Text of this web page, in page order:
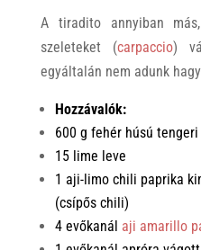
A tiradito annyiban
szeleteket (carpaccio)
egyáltalán nem adunk
Hozzávalók:
600 g fehér húsú tengeri
15 lime leve
1 aji-limo chili paprika
(csípős chili)
4 evőkanál aji amarillo